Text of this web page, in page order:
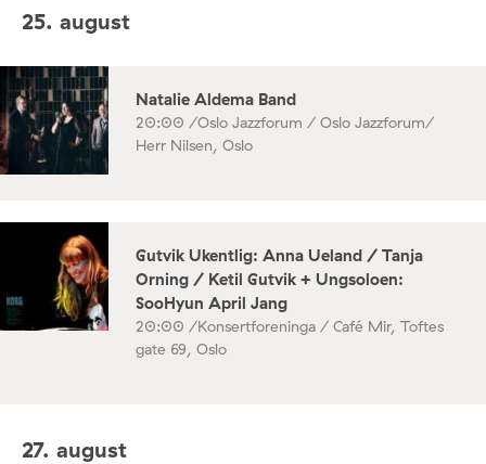
25. august
Natalie Aldema Band
20:00 /Oslo Jazzforum / Oslo Jazzforum/
Herr Nilsen, Oslo
Gutvik Ukentlig: Anna Ueland / Tanja
Orning / Ketil Gutvik + Ungsoloen:
SooHyun April Jang
20:00 /Konsertforeninga / Café Mir, Toftes
gate 69, Oslo
27. august